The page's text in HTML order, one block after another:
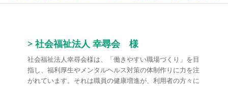
> 社会福祉法人 幸尋会 様
社会福祉法人幸尋会様は、「働きやすい職場づくり」を目
指し、福利厚生やメンタルヘルス対策の体制作りに力を注
がれています。それは職員の健康増進が、利用者の方々に